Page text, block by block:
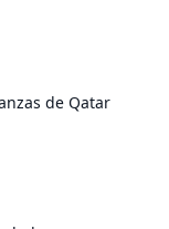
de Qatar